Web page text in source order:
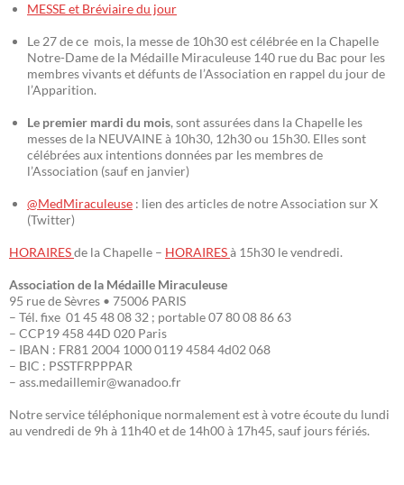
MESSE et Bréviaire du jour
Le 27 de ce mois, la messe de 10h30 est célébrée en la Chapelle
Notre-Dame de la Médaille Miraculeuse 140 rue du Bac pour les
membres vivants et défunts de l’Association en rappel du jour de
l’Apparition.
Le premier mardi du mois, sont assurées dans la Chapelle les
messes de la NEUVAINE à 10h30, 12h30 ou 15h30. Elles sont
célébrées aux intentions données par les membres de
l’Association (sauf en janvier)
@MedMiraculeuse : lien des articles de notre Association sur X
(Twitter)
HORAIRESde la Chapelle – HORAIRESà 15h30 le vendredi.
Association de la Médaille Miraculeuse
95 rue de Sèvres • 75006 PARIS
– Tél. fixe 01 45 48 08 32 ; portable 07 80 08 86 63
– CCP19 458 44D 020 Paris
– IBAN : FR81 2004 1000 0119 4584 4d02 068
– BIC : PSSTFRPPPAR
– ass.medaillemir@wanadoo.fr
Notre service téléphonique normalement est à votre écoute du lundi
au vendredi de 9h à 11h40 et de 14h00 à 17h45, sauf jours fériés.